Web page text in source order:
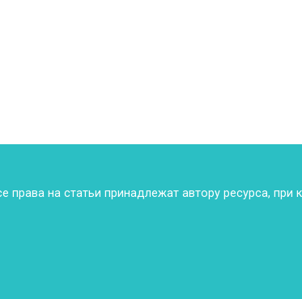
права на статьи принадлежат автору ресурса, при